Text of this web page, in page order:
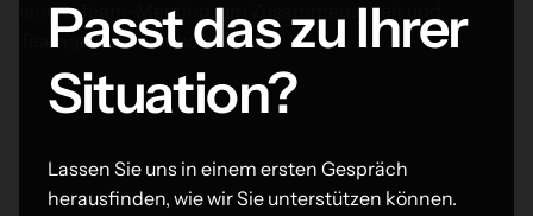
Passt das zu Ihrer
Situation?
Lassen Sie uns in einem ersten Gespräch
herausfinden, wie wir Sie unterstützen können.